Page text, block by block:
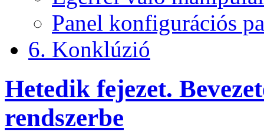
Panel konfigurációs
6. Konklúzió
Hetedik fejezet.
rendszerbe